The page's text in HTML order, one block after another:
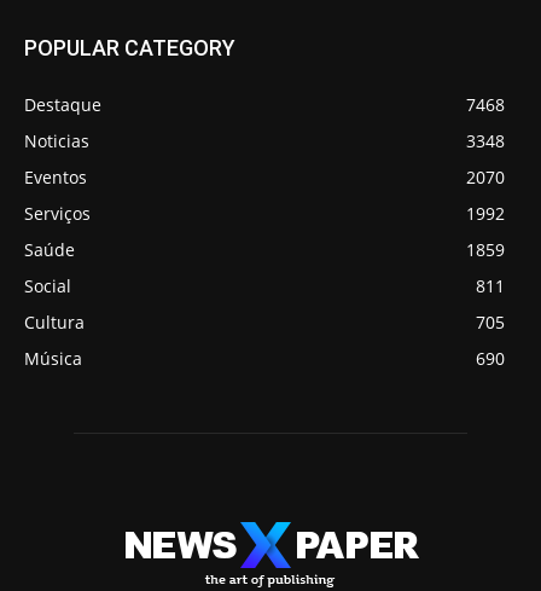
POPULAR CATEGORY
Destaque
7468
Noticias
3348
Eventos
2070
Serviços
1992
Saúde
1859
Social
811
Cultura
705
Música
690